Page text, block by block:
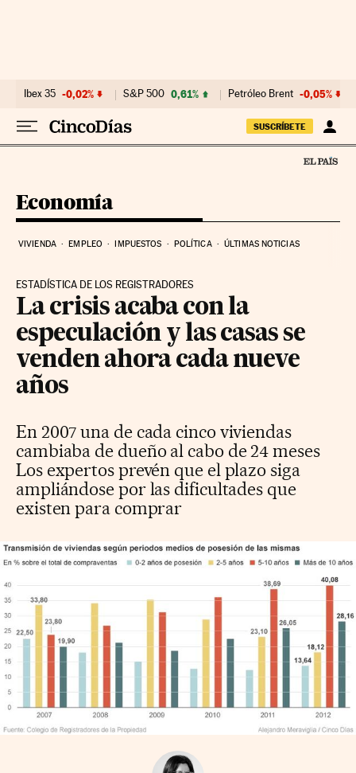
Ibex 35 -0,02% S&P 500 0,61% Petróleo Brent -0,05%
SUSCRÍBETE
Economía
VIVIENDA EMPLEO IMPUESTOS POLÍTICA ÚLTIMAS NOTICIAS
ESTADÍSTICA DE LOS REGISTRADORES
La crisis acaba con la
especulación y las casas se
venden ahora cada nueve
años
En 2007 una de cada cinco viviendas
cambiaba de dueño al cabo de 24 meses
Los expertos prevén que el plazo siga
ampliándose por las dificultades que
existen para comprar